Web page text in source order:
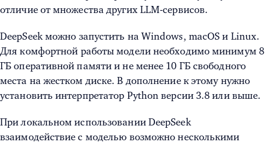
отличие от множества других LLM-сервисов.
DeepSeek можно запустить на Windows, macOS и Linux.
Для комфортной работы модели необходимо минимум 8
ГБ оперативной памяти и не менее 10 ГБ свободного
места на жестком диске. В дополнение к этому нужно
установить интерпретатор Python версии 3.8 или выше.
При локальном использовании DeepSeek
взаимодействие с моделью возможно несколькими